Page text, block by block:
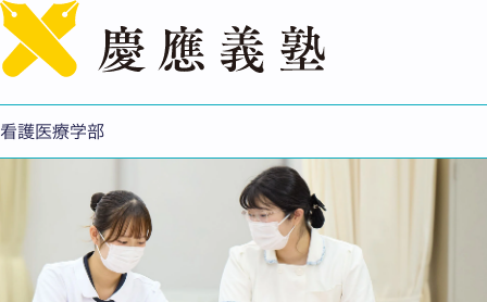
看護医療学部